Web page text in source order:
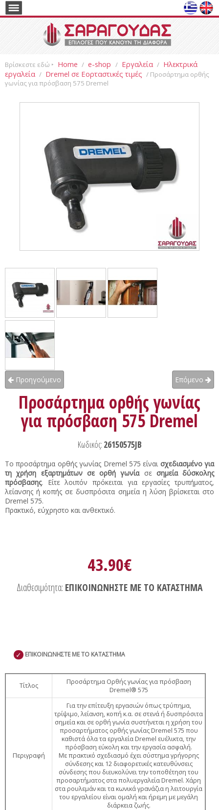
Βρίσκεστε εδώ ‣ Home / e-shop / Εργαλεία / Ηλεκτρικά
εργαλεία / Dremel σε Εορταστικές τιμές / Προσάρτημα ορθής
γωνίας για πρόσβαση 575 Dremel
Προηγούμενο Επόμενο
Προσάρτημα ορθής γωνίας
για πρόσβαση 575 Dremel
Κωδικός: 26150575JB
Το προσάρτημα ορθής γωνίας Dremel 575 είναι σχεδιασμένο για
τη χρήση εξαρτημάτων σε ορθή γωνία σε σημεία δύσκολης
πρόσβασης. Είτε λοιπόν πρόκειται για εργασίες τρυπήματος,
λείανσης ή κοπής σε δυσπρόσιτα σημεία η λύση βρίσκεται στο
Dremel 575.
Πρακτικό, εύχρηστο και ανθεκτικό.
43.90€
Διαθεσιμότητα: ΕΠΙΚΟΙΝΩΝΗΣΤΕ ΜΕ ΤΟ ΚΑΤΑΣΤΗΜΑ
✓ ΕΠΙΚΟΙΝΩΝΗΣΤΕ ΜΕ ΤΟ ΚΑΤΑΣΤΗΜΑ
Τίτλος
Προσάρτημα Ορθής γωνίας για πρόσβαση
Dremel® 575
Περιγραφή
Για την επίτευξη εργασιών όπως τρύπημα,
τρίψιμο, λείανση, κοπή κ.α. σε στενά ή δυσπρόσιτα
σημεία και σε ορθή γωνία συστήνεται η χρήση του
προσαρτήματος ορθής γωνίας Dremel 575 που
καθιστά όλα τα εργαλεία Dremel ευέλικτα, την
πρόσβαση εύκολη και την εργασία ασφαλή.
Με πρακτικό σχεδιασμό έχει σύστημα γρήγορης
σύνδεσης και 12 διαφορετικές κατευθύνσεις
σύνδεσης που διευκολύνει την τοποθέτηση του
προσαρτήματος στα πολυεργαλεία Dremel. Χάρη
στα ρουλεμάν και τα κωνικά γρανάζια η λειτουργία
του εργαλείου είναι ομαλή και ήρεμη με μεγάλη
διάρκεια ζωής.